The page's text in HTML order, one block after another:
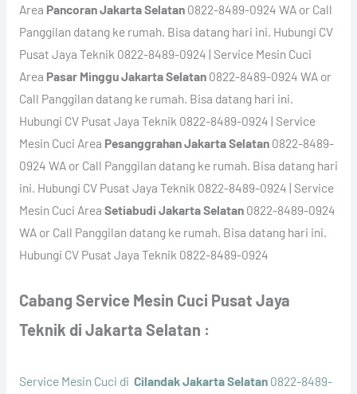
Area Pancoran Jakarta Selatan 0822-8489-0924 WA or Call
Panggilan datang ke rumah. Bisa datang hari ini. Hubungi CV
Pusat Jaya Teknik 0822-8489-0924 | Service Mesin Cuci
Area Pasar Minggu Jakarta Selatan 0822-8489-0924 WA or
Call Panggilan datang ke rumah. Bisa datang hari ini.
Hubungi CV Pusat Jaya Teknik 0822-8489-0924 | Service
Mesin Cuci Area Pesanggrahan Jakarta Selatan 0822-8489-
0924 WA or Call Panggilan datang ke rumah. Bisa datang hari
ini. Hubungi CV Pusat Jaya Teknik 0822-8489-0924 | Service
Mesin Cuci Area Setiabudi Jakarta Selatan 0822-8489-0924
WA or Call Panggilan datang ke rumah. Bisa datang hari ini.
Hubungi CV Pusat Jaya Teknik 0822-8489-0924
Cabang Service Mesin Cuci Pusat Jaya
Teknik di Jakarta Selatan :
Service Mesin Cuci di Cilandak Jakarta Selatan 0822-8489-